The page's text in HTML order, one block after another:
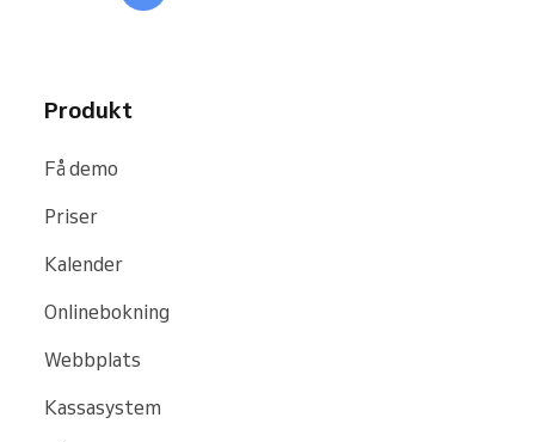
Produkt
Få demo
Priser
Kalender
Onlinebokning
Webbplats
Kassasystem